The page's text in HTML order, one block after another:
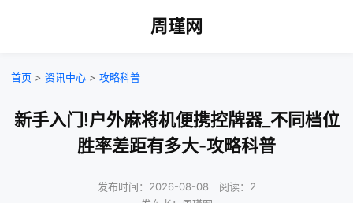
周瑾网
首页 > 资讯中心 > 攻略科普
新手入门!户外麻将机便携控牌器_不同档位
胜率差距有多大-攻略科普
发布时间：2026-08-08｜阅读：2